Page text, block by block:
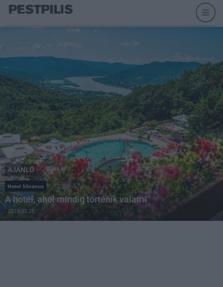
AJÁNLÓ
Hotel Silvanus
A hotel, ahol mindig történik valami
2019.03.28